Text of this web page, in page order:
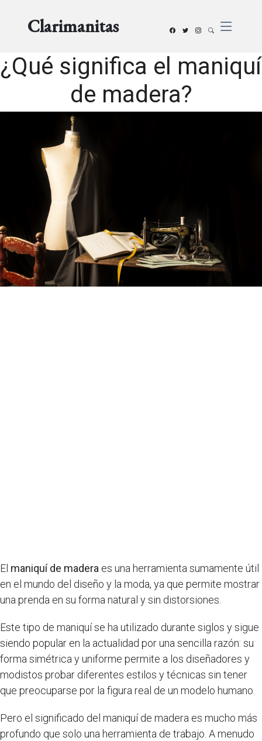
Clarimanitas
¿Qué significa el maniquí
de madera?
El maniquí de madera es una herramienta sumamente útil
en el mundo del diseño y la moda, ya que permite mostrar
una prenda en su forma natural y sin distorsiones.
Este tipo de maniquí se ha utilizado durante siglos y sigue
siendo popular en la actualidad por una sencilla razón: su
forma simétrica y uniforme permite a los diseñadores y
modistos probar diferentes estilos y técnicas sin tener
que preocuparse por la figura real de un modelo humano.
Pero el significado del maniquí de madera es mucho más
profundo que solo una herramienta de trabajo. A menudo